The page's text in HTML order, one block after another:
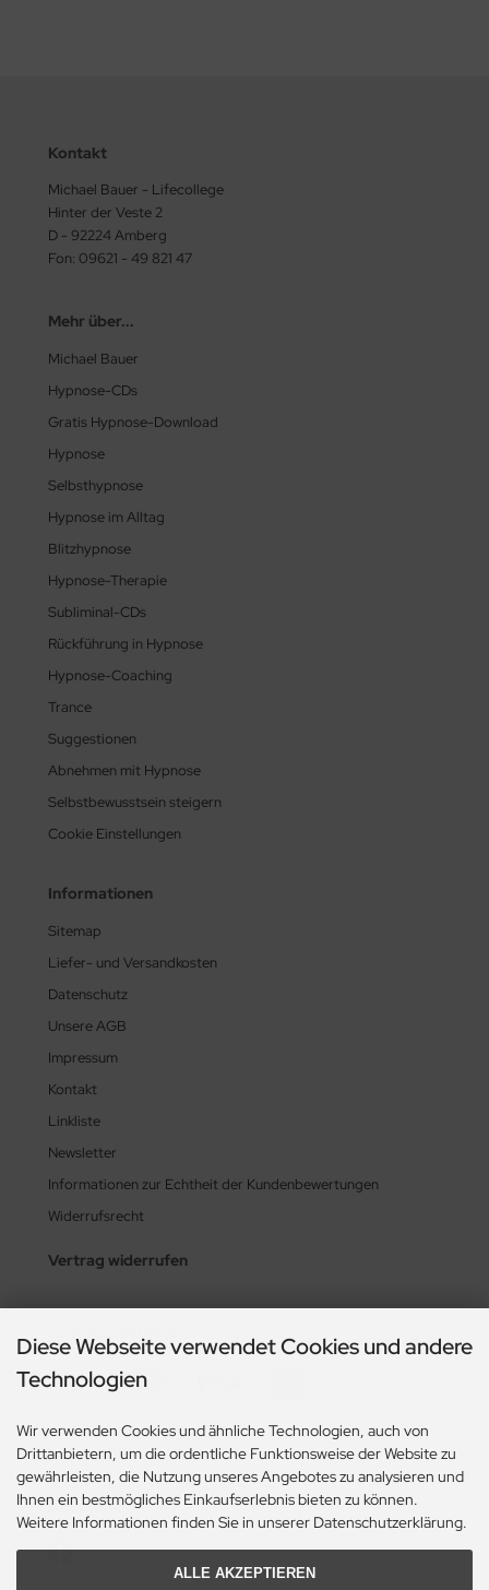
Kontakt
Michael Bauer - Lifecollege
Hinter der Veste 2
D - 92224 Amberg
Fon: 09621 - 49 821 47
Mehr über...
Michael Bauer
Hypnose-CDs
Gratis Hypnose-Download
Hypnose
Selbsthypnose
Hypnose im Alltag
Blitzhypnose
Hypnose-Therapie
Subliminal-CDs
Rückführung in Hypnose
Hypnose-Coaching
Trance
Suggestionen
Abnehmen mit Hypnose
Selbstbewusstsein steigern
Cookie Einstellungen
Informationen
Sitemap
Liefer- und Versandkosten
Datenschutz
Unsere AGB
Impressum
Kontakt
Linkliste
Newsletter
Informationen zur Echtheit der Kundenbewertungen
Widerrufsrecht
Vertrag widerrufen
Social Media
Diese Webseite verwendet Cookies und andere
Technologien
Wir verwenden Cookies und ähnliche Technologien, auch von
Drittanbietern, um die ordentliche Funktionsweise der Website zu
gewährleisten, die Nutzung unseres Angebotes zu analysieren und
Ihnen ein bestmögliches Einkaufserlebnis bieten zu können.
Weitere Informationen finden Sie in unserer Datenschutzerklärung.
ALLE AKZEPTIEREN